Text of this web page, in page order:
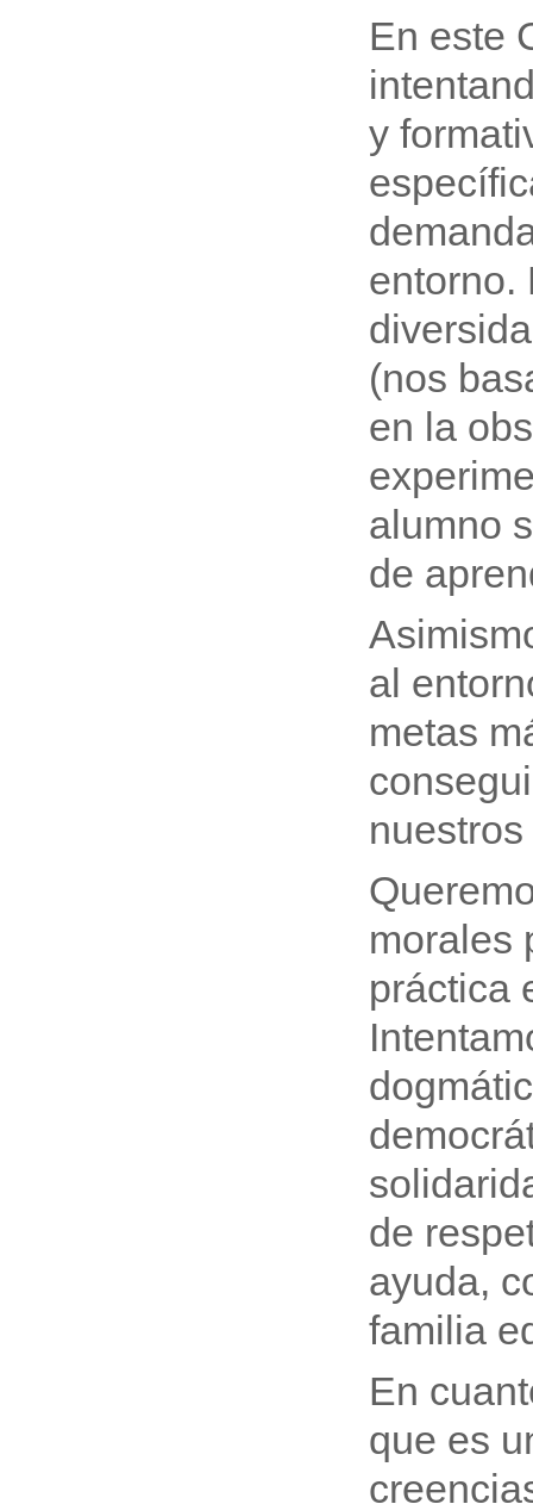
En este
y
entorno.
(nos
en la
alumno
de
al
metas
morales
práctica
de
ayuda,
familia
En
que es